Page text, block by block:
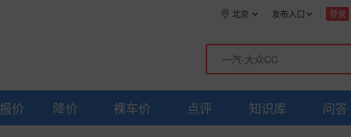
登录
发布入口
北京
报价 降价 裸车价 点评 知识库 问答